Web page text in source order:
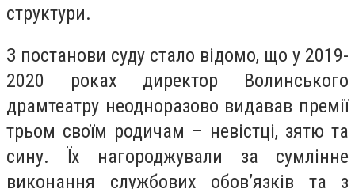
структури.
З постанови суду стало відомо, що у 2019-
2020 роках директор Волинського
драмтеатру неодноразово видавав премії
трьом своїм родичам – невістці, зятю та
сину. Їх нагороджували за сумлінне
виконання службових обов’язків та з